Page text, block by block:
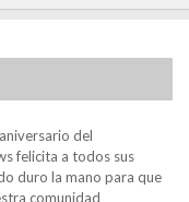
del
felicita a todos sus
duro la mano para que
comunidad